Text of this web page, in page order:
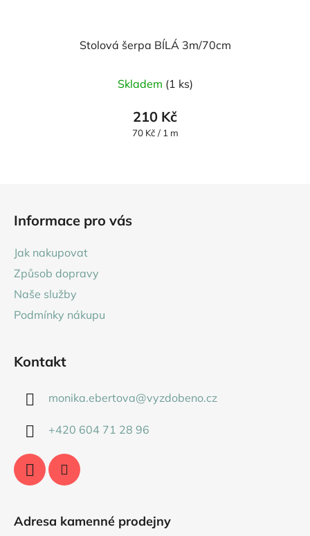
Stolová šerpa BÍLÁ 3m/70cm
Skladem (1 ks)
210 Kč
Měrná
70 Kč / 1 m
Informace pro vás
Jak nakupovat
Způsob dopravy
Naše služby
Podmínky nákupu
Kontakt
monika.ebertova@vyzdobeno.cz
+420 604 71 28 96
Adresa kamenné prodejny